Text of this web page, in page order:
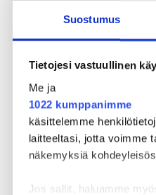
Suostumus
Tietojesi vastuullinen
Me ja
1022 kumppanimme
käsittelemme
laitteeltasi, jotta voimme
näkemyksiä
Jos sallit, haluamme